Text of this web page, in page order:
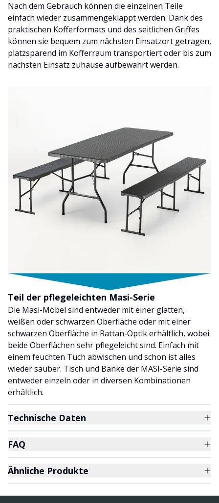
Nach dem Gebrauch können die einzelnen Teile
einfach wieder zusammengeklappt werden. Dank des
praktischen Kofferformats und des seitlichen Griffes
können sie bequem zum nächsten Einsatzort getragen,
platzsparend im Kofferraum transportiert oder bis zum
nächsten Einsatz zuhause aufbewahrt werden.
Teil der pflegeleichten Masi-Serie
Die Masi-Möbel sind entweder mit einer glatten,
weißen oder schwarzen Oberfläche oder mit einer
schwarzen Oberfläche in Rattan-Optik erhältlich, wobei
beide Oberflächen sehr pflegeleicht sind. Einfach mit
einem feuchten Tuch abwischen und schon ist alles
wieder sauber. Tisch und Bänke der MASI-Serie sind
entweder einzeln oder in diversen Kombinationen
erhältlich.
Technische Daten
FAQ
Ähnliche Produkte